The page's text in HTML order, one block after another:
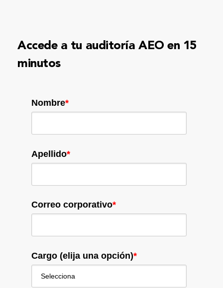
Accede a tu auditoría AEO en 15
minutos
Nombre*
Apellido*
Correo corporativo*
Cargo (elija una opción)*